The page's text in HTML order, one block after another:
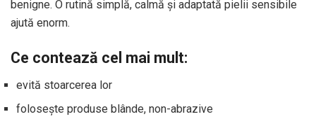
benigne. O rutină simplă, calmă și adaptată pielii sensibile
ajută enorm.
Ce contează cel mai mult:
evită stoarcerea lor
folosește produse blânde, non-abrazive